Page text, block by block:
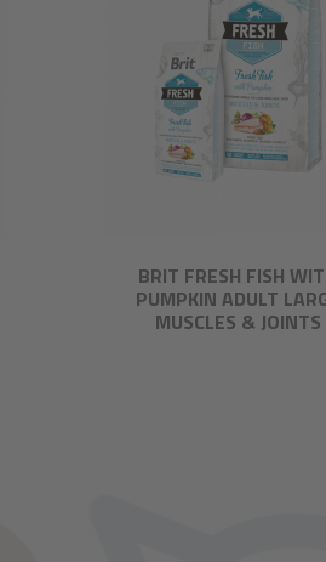
BRIT FRESH FISH
PUMPKIN ADULT
MUSCLES & JOINTS